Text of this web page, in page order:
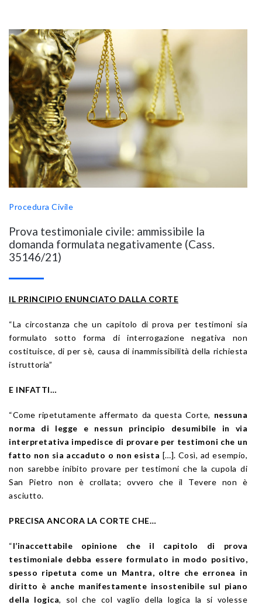
Procedura Civile
Prova testimoniale civile: ammissibile la
domanda formulata negativamente (Cass.
35146/21)
IL PRINCIPIO ENUNCIATO DALLA CORTE
“La circostanza che un capitolo di prova per testimoni sia
formulato sotto forma di interrogazione negativa non
costituisce, di per sè, causa di inammissibilità della richiesta
istruttoria”
E INFATTI…
“Come ripetutamente affermato da questa Corte, nessuna
norma di legge e nessun principio desumibile in via
interpretativa impedisce di provare per testimoni che un
fatto non sia accaduto o non esista […]. Così, ad esempio,
non sarebbe inibito provare per testimoni che la cupola di
San Pietro non è crollata; ovvero che il Tevere non è
asciutto.
PRECISA ANCORA LA CORTE CHE…
“l’inaccettabile opinione che il capitolo di prova
testimoniale debba essere formulato in modo positivo,
spesso ripetuta come un Mantra, oltre che erronea in
diritto è anche manifestamente insostenibile sul piano
della logica, sol che col vaglio della logica la si volesse